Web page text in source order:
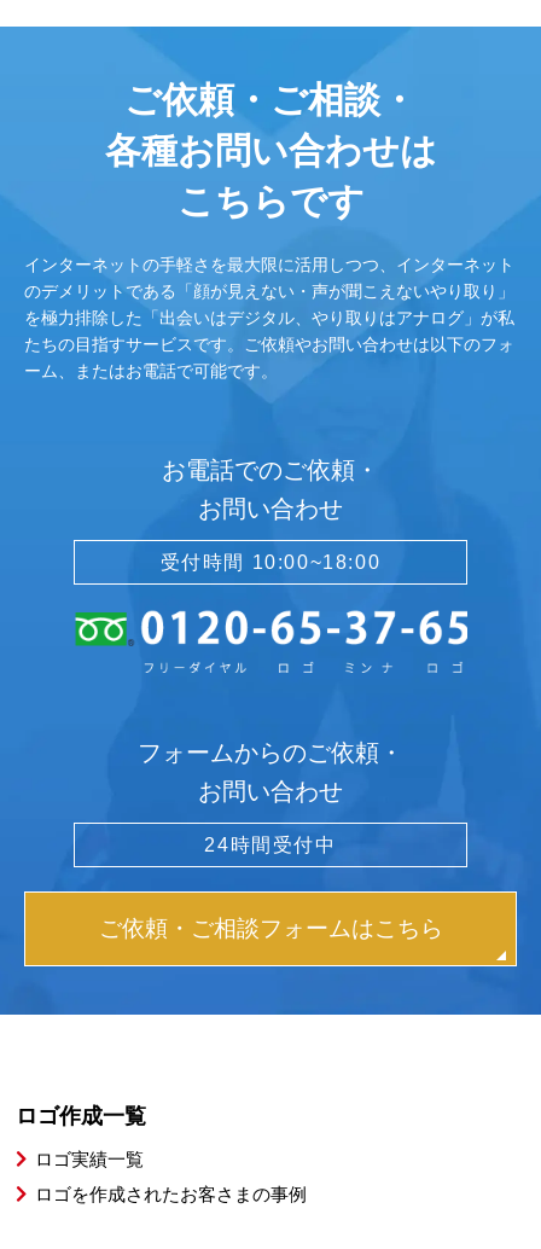
ご依頼・ご相談・
各種お問い合わせは
こちらです
インターネットの手軽さを最大限に活用しつつ、インターネット
のデメリットである「顔が見えない・声が聞こえないやり取り」
を極力排除した「出会いはデジタル、やり取りはアナログ」が私
たちの目指すサービスです。ご依頼やお問い合わせは以下のフォ
ーム、またはお電話で可能です。
お電話でのご依頼・
お問い合わせ
受付時間 10:00~18:00
フォームからのご依頼・
お問い合わせ
24時間受付中
ご依頼・ご相談フォームはこちら
ロゴ作成一覧
ロゴ実績一覧
ロゴを作成されたお客さまの事例